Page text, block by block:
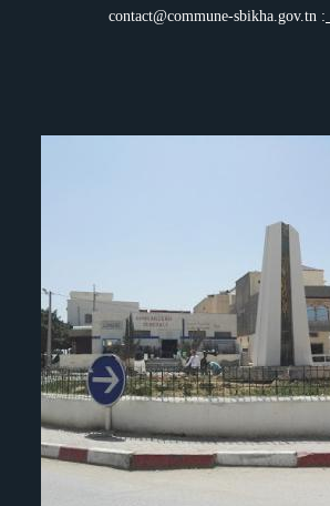
: contact@commune-sbikha.gov.tn